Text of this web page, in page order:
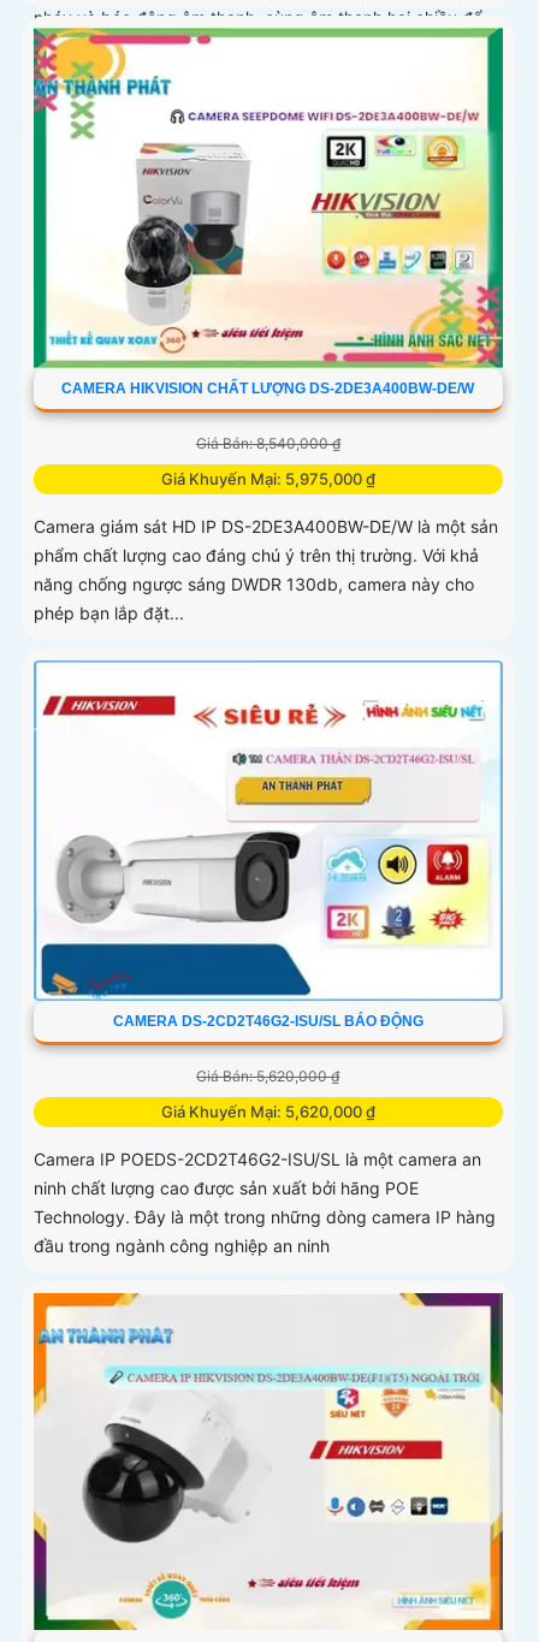
nháy và báo động âm thanh, cùng âm thanh hai chiều để
giao tiếp từ xa
CAMERA HIKVISION CHẤT LƯỢNG DS-2DE3A400BW-DE/W
Giá Bán: 8,540,000 ₫
Giá Khuyến Mại: 5,975,000 ₫
Camera giám sát HD IP DS-2DE3A400BW-DE/W là một sản
phẩm chất lượng cao đáng chú ý trên thị trường. Với khả
năng chống ngược sáng DWDR 130db, camera này cho
phép bạn lắp đặt...
CAMERA DS-2CD2T46G2-ISU/SL BÁO ĐỘNG
Giá Bán: 5,620,000 ₫
Giá Khuyến Mại: 5,620,000 ₫
Camera IP POEDS-2CD2T46G2-ISU/SL là một camera an
ninh chất lượng cao được sản xuất bởi hãng POE
Technology. Đây là một trong những dòng camera IP hàng
đầu trong ngành công nghiệp an ninh